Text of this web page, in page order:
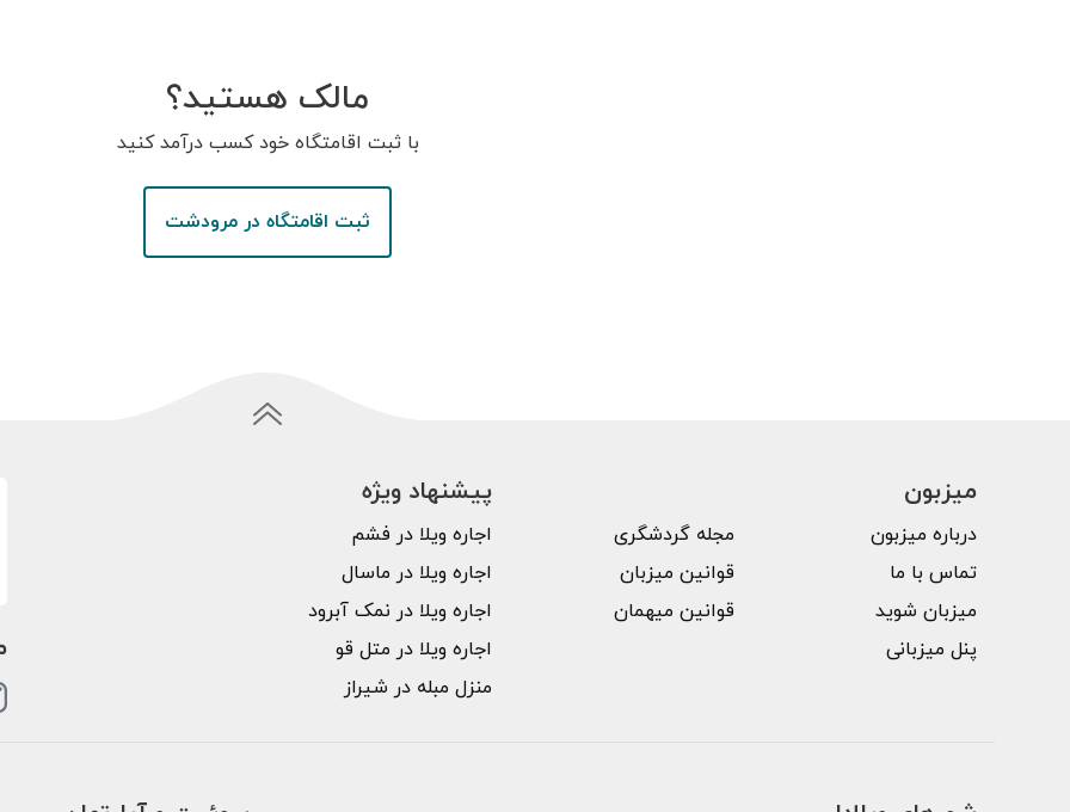
مالک هستید؟
با ثبت اقامتگاه خود کسب درآمد کنید
ثبت اقامتگاه در مرودشت
میزبون
درباره میزبون
تماس با ما
میزبان شوید
پنل میزبانی
مجله گردشگری
قوانین میزبان
قوانین میهمان
پیشنهاد ویژه
اجاره ویلا در فشم
اجاره ویلا در ماسال
اجاره ویلا در نمک آبرود
اجاره ویلا در متل قو
منزل مبله در شیراز